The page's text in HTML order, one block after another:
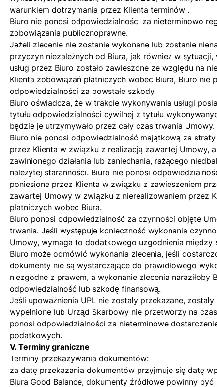
warunkiem dotrzymania przez Klienta terminów .
Biuro nie ponosi odpowiedzialności za nieterminowo
zobowiązania publicznoprawne.
Jeżeli zlecenie nie zostanie wykonane lub zostanie
przyczyn niezależnych od Biura, jak również w
usług przez Biuro zostało zawieszone ze względu na
Klienta zobowiązań płatniczych wobec Biura, Biuro nie
odpowiedzialności za powstałe szkody.
Biuro oświadcza, że w trakcie wykonywania usługi
tytułu odpowiedzialności cywilnej z tytułu
będzie je utrzymywało przez cały czas trwania Umowy.
Biuro nie ponosi odpowiedzialność majątkową za
przez Klienta w związku z realizacją zawartej Umowy,
zawinionego działania lub zaniechania, rażącego
należytej staranności. Biuro nie ponosi
poniesione przez Klienta w związku z zawieszeniem
zawartej Umowy w związku z nierealizowaniem przez
płatniczych wobec Biura.
Biuro ponosi odpowiedzialność za czynności objęte
trwania. Jeśli występuje konieczność wykonania
Umowy, wymaga to dodatkowego uzgodnienia między
Biuro może odmówić wykonania zlecenia, jeśli
dokumenty nie są wystarczające do prawidłowego
niezgodne z prawem, a wykonanie zlecenia naraziłoby
odpowiedzialność lub szkodę finansową.
Jeśli upoważnienia UPL nie zostały przekazane,
wypełnione lub Urząd Skarbowy nie przetworzy na
ponosi odpowiedzialności za nieterminowe
podatkowych.
V. Terminy graniczne
Terminy przekazywania dokumentów:
za datę przekazania dokumentów przyjmuje się datę
Biura Good Balance, dokumenty źródłowe powinny